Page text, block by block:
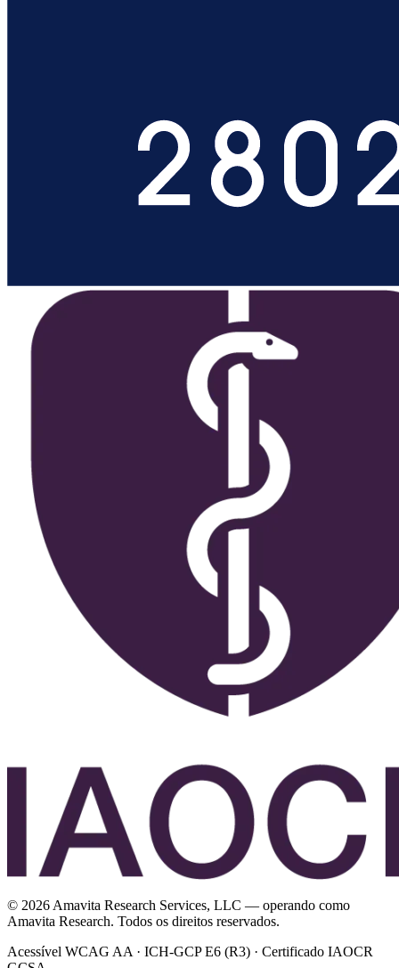
© 2026 Amavita Research Services, LLC — operando como
Amavita Research. Todos os direitos reservados.
Acessível WCAG AA · ICH-GCP E6 (R3) · Certificado IAOCR